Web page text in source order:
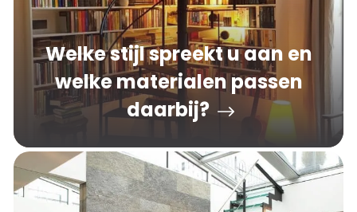
Welke stijl spreekt u aan en
welke materialen passen
daarbij?